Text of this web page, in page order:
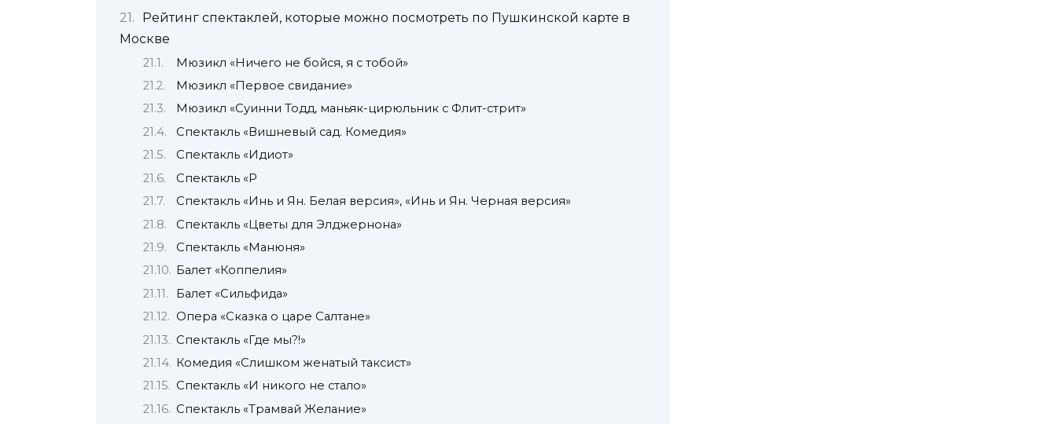
Рейтинг спектаклей, которые можно посмотреть по Пушкинской карте в
Москве
Мюзикл «Ничего не бойся, я с тобой»
Мюзикл «Первое свидание»
Мюзикл «Суинни Тодд, маньяк-цирюльник с Флит-стрит»
Спектакль «Вишневый сад. Комедия»
Спектакль «Идиот»
Спектакль «Р
Спектакль «Инь и Ян. Белая версия», «Инь и Ян. Черная версия»
Спектакль «Цветы для Элджернона»
Спектакль «Манюня»
Балет «Коппелия»
Балет «Сильфида»
Опера «Сказка о царе Салтане»
Спектакль «Где мы?!»
Комедия «Слишком женатый таксист»
Спектакль «И никого не стало»
Спектакль «Трамвай Желание»